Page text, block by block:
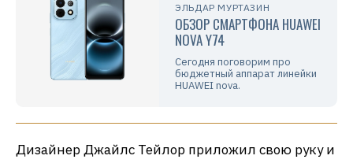
ЭЛЬДАР МУРТАЗИН
ОБЗОР СМАРТФОНА HUAWEI
NOVA Y74
Сегодня поговорим про
бюджетный аппарат линейки
HUAWEI nova.
Дизайнер Джайлс Тейлор приложил свою руку и